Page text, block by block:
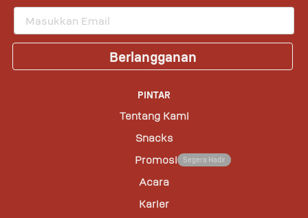
Berlangganan
PINTAR
Tentang Kami
Snacks
Promosi
Segera Hadir
Acara
Karier